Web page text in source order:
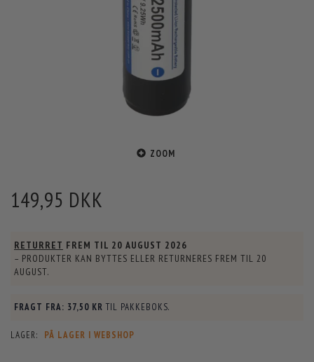
ZOOM
149,95 DKK
RETURRET FREM TIL 20 AUGUST 2026
– PRODUKTER KAN BYTTES ELLER RETURNERES FREM TIL 20
AUGUST.
FRAGT FRA: 37,50 KR TIL PAKKEBOKS.
LAGER: PÅ LAGER I WEBSHOP